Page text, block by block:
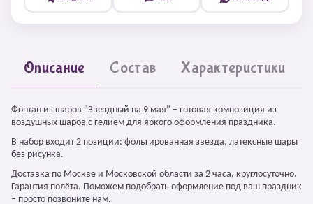
Описание Состав Характеристики
Фонтан из шаров "Звездный на 9 мая" – готовая композиция из
воздушных шаров с гелием для яркого оформления праздника.
В набор входит 2 позиции: фольгированная звезда, латексные шары
без рисунка.
Доставка по Москве и Московской области за 2 часа, круглосуточно.
Гарантия полёта. Поможем подобрать оформление под ваш праздник
– просто позвоните нам.